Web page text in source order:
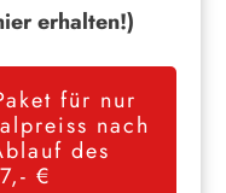
erhalten!)
für nur
nach
des
€